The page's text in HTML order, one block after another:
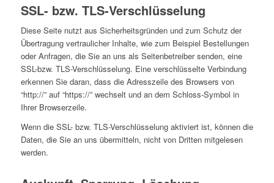
SSL- bzw. TLS-Verschlüsselung
Diese Seite nutzt aus Sicherheitsgründen und zum Schutz der
Übertragung vertraulicher Inhalte, wie zum Beispiel Bestellungen
oder Anfragen, die Sie an uns als Seitenbetreiber senden, eine
SSL-bzw. TLS-Verschlüsselung. Eine verschlüsselte Verbindung
erkennen Sie daran, dass die Adresszeile des Browsers von
“http://” auf “https://” wechselt und an dem Schloss-Symbol in
Ihrer Browserzeile.
Wenn die SSL- bzw. TLS-Verschlüsselung aktiviert ist, können die
Daten, die Sie an uns übermitteln, nicht von Dritten mitgelesen
werden.